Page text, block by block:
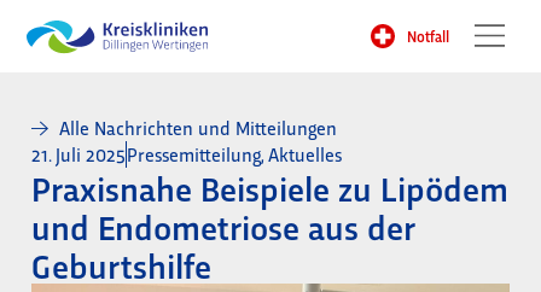
Notfall
21. Juli 2025Pressemitteilung,Aktuelles
Alle Nachrichten und Mitteilungen
Praxisnahe Beispiele zu Lipödem
und Endometriose aus der
Geburtshilfe